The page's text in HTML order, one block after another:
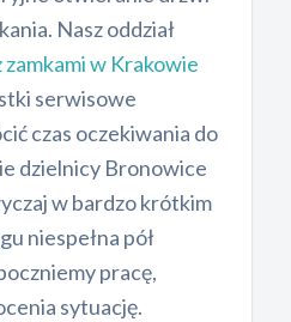
Nasz oddział
zamkami w Krakowie
serwisowe
czas oczekiwania do
dzielnicy Bronowice
w bardzo krótkim
niespełna pół
pracę,
sytuację.